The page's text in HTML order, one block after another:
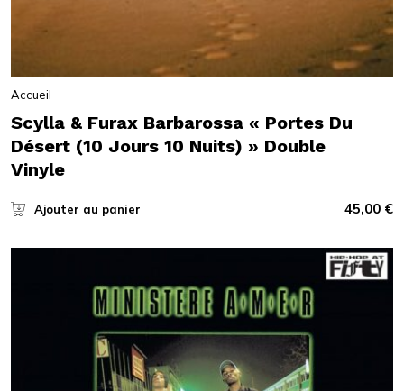
Accueil
Scylla & Furax Barbarossa « Portes Du
Désert (10 Jours 10 Nuits) » Double
Vinyle
Ajouter au panier 45,00 €